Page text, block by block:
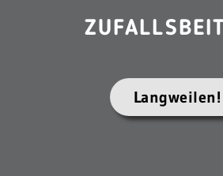
Langweilen!